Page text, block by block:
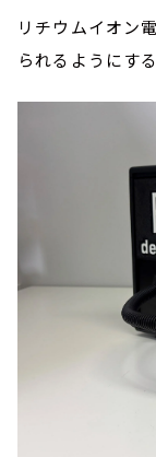
リチウムイオン
られるようにす